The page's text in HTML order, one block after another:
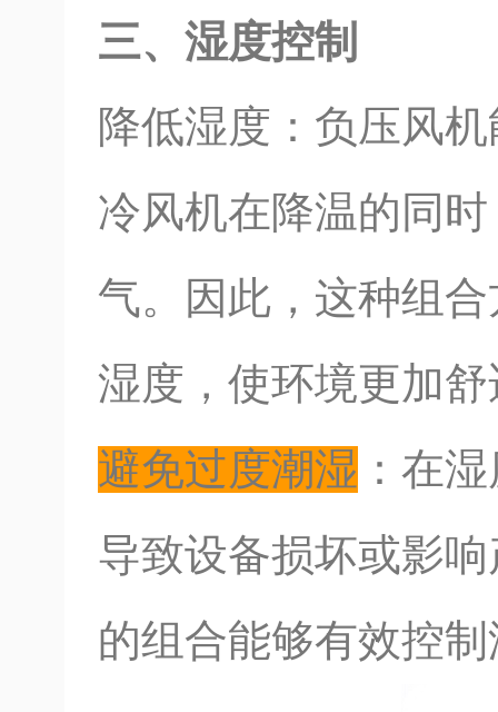
三、湿度控制
降低湿度：负压风
冷风机在降温的同
气。因此，这种组
湿度，使环境更加
避免过度潮湿 ：在
导致设备损坏或影
的组合能够有效控